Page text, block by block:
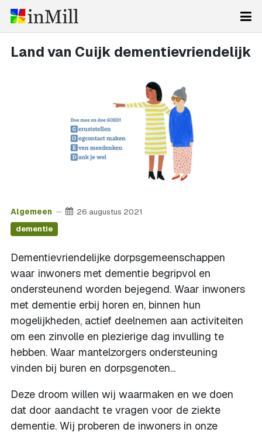
Land van Cuijk dementievriendelijk
Algemeen 26 augustus 2021
dementie
Dementievriendelijke dorpsgemeenschappen
waar inwoners met dementie begripvol en
ondersteunend worden bejegend. Waar inwoners
met dementie erbij horen en, binnen hun
mogelijkheden, actief deelnemen aan activiteiten
om een zinvolle en plezierige dag invulling te
hebben. Waar mantelzorgers ondersteuning
vinden bij buren en dorpsgenoten...
Deze droom willen wij waarmaken en we doen
dat door aandacht te vragen voor de ziekte
dementie. Wij proberen de inwoners in onze